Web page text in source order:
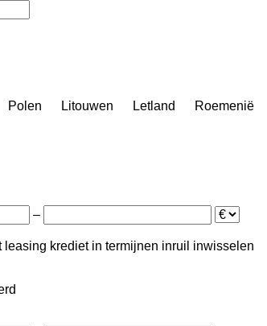
Polen Litouwen Letland Roemenië
–
leasing krediet in termijnen inruil inwisselen